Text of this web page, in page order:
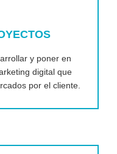
y poner en
digital que
por el cliente.